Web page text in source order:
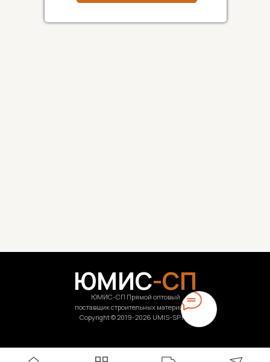
ЮМИС-СП Прямой оптовый
поставщик строительных материалов.
Copyright © 2019-2026 UMIS-SP.RU
+7 495 150 53 47
ЮМИС-СП